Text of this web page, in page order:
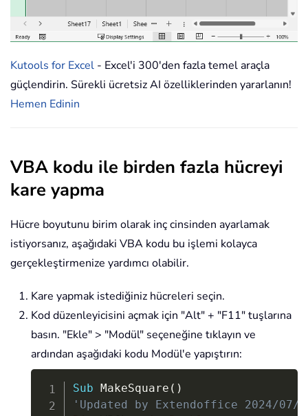
Kutools for Excel - Excel'i 300'den fazla temel araçla
güçlendirin. Sürekli ücretsiz AI özelliklerinden yararlanın!
Hemen Edinin
VBA kodu ile birden fazla hücreyi
kare yapma
Hücre boyutunu birim olarak inç cinsinden ayarlamak
istiyorsanız, aşağıdaki VBA kodu bu işlemi kolayca
gerçekleştirmenize yardımcı olabilir.
Kare yapmak istediğiniz hücreleri seçin.
Kod düzenleyicisini açmak için "Alt" + "F11" tuşlarına
basın. "Ekle" > "Modül" seçeneğine tıklayın ve
ardından aşağıdaki kodu Modül'e yapıştırın:
Sub MakeSquare ( )
'Updated by Extendoffice 2024/07/